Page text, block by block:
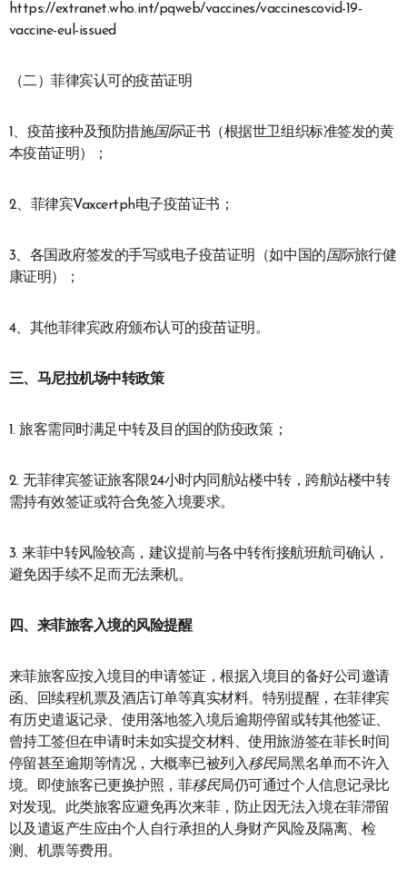
https://extranet.who.int/pqweb/vaccines/vaccinescovid-19-
vaccine-eul-issued
（二）菲律宾认可的疫苗证明
1、疫苗接种及预防措施国际证书（根据世卫组织标准签发的黄
本疫苗证明）；
2、菲律宾Vaxcertph电子疫苗证书；
3、各国政府签发的手写或电子疫苗证明（如中国的国际旅行健
康证明）；
4、其他菲律宾政府颁布认可的疫苗证明。
三、马尼拉机场中转政策
1. 旅客需同时满足中转及目的国的防疫政策；
2. 无菲律宾签证旅客限24小时内同航站楼中转，跨航站楼中转
需持有效签证或符合免签入境要求。
3. 来菲中转风险较高，建议提前与各中转衔接航班航司确认，
避免因手续不足而无法乘机。
四、来菲旅客入境的风险提醒
来菲旅客应按入境目的申请签证，根据入境目的备好公司邀请
函、回续程机票及酒店订单等真实材料。特别提醒，在菲律宾
有历史遣返记录、使用落地签入境后逾期停留或转其他签证、
曾持工签但在申请时未如实提交材料、使用旅游签在菲长时间
停留甚至逾期等情况，大概率已被列入移民局黑名单而不许入
境。即使旅客已更换护照，菲移民局仍可通过个人信息记录比
对发现。此类旅客应避免再次来菲，防止因无法入境在菲滞留
以及遣返产生应由个人自行承担的人身财产风险及隔离、检
测、机票等费用。